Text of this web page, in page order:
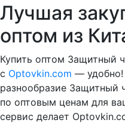
Лучшая
оптом из
Купить оптом Защитный
с Optovkin.com —
разнообразие Защитный
по оптовым ценам для
сервис делает